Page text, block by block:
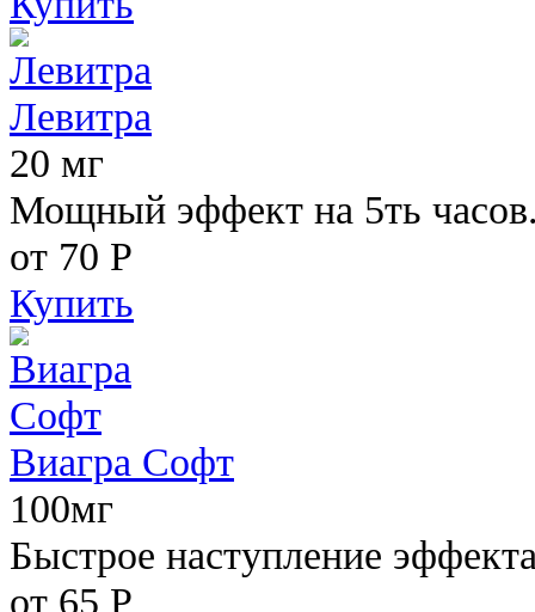
Левитра
20 мг
Мощный эффект на 5ть
от 70 Р
Купить
Виагра Софт
100мг
Быстрое наступление
от 65 Р